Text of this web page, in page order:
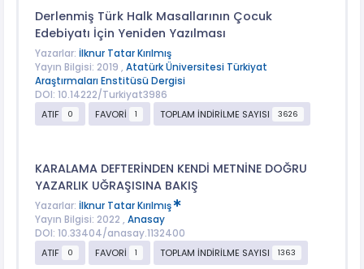
Derlenmiş Türk Halk Masallarının Çocuk
Edebiyatı İçin Yeniden Yazılması
Yazarlar: İlknur Tatar Kırılmış
Yayın Bilgisi: 2019 , Atatürk Üniversitesi Türkiyat
Araştırmaları Enstitüsü Dergisi
DOI: 10.14222/Turkiyat3986
ATIF
0 FAVORİ 1 TOPLAM İNDİRİLME SAYISI 3626
KARALAMA DEFTERİNDEN KENDİ METNİNE DOĞRU
YAZARLIK UĞRAŞISINA BAKIŞ
Yazarlar: İlknur Tatar Kırılmış
Yayın Bilgisi: 2022 , Anasay
DOI: 10.33404/anasay.1132400
ATIF
0 FAVORİ 1 TOPLAM İNDİRİLME SAYISI 1363